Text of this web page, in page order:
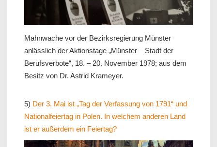
Mahnwache vor der Bezirksregierung Münster
anlässlich der Aktionstage „Münster – Stadt der
Berufsverbote“, 18. – 20. November 1978; aus dem
Besitz von Dr. Astrid Krameyer.
5) Der 3. Mai ist „Tag der Verfassung von 1791“ und
Nationalfeiertag in Polen. In welchem anderen Land
ist er außerdem ein Feiertag?